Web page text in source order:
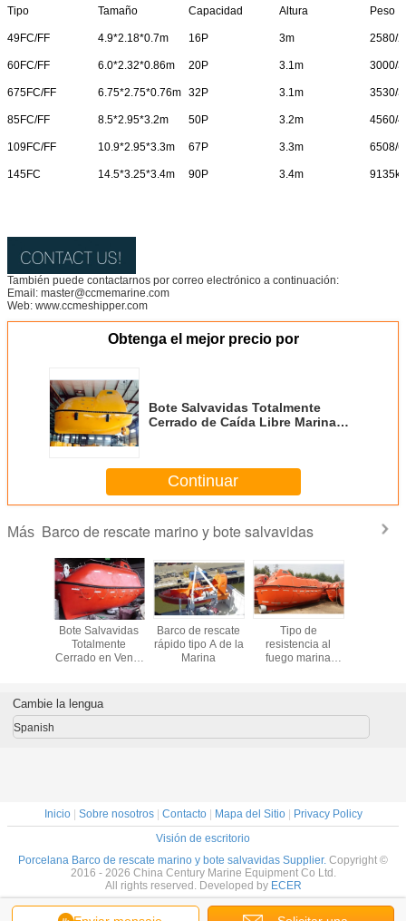
Tipo Tamaño Capacidad Altura Peso
49FC/FF 4.9*2.18*0.7m 16P 3m 2580/
60FC/FF 6.0*2.32*0.86m 20P 3.1m 3000/
675FC/FF 6.75*2.75*0.76m 32P 3.1m 3530/
85FC/FF 8.5*2.95*3.2m 50P 3.2m 4560/
109FC/FF 10.9*2.95*3.3m 67P 3.3m 6508/
145FC 14.5*3.25*3.4m 90P 3.4m 9135kg
También puede contactarnos por correo electrónico a continuación:
Email: master@ccmemarine.com
Web: www.ccmeshipper.com
Obtenga el mejor precio por
Bote Salvavidas Totalmente
Cerrado de Caída Libre Marina
Continuar
Más Barco de rescate marino y bote salvavidas
Bote Salvavidas
Totalmente
Cerrado en Venta
Barco de rescate
rápido tipo A de la
Marina
Tipo de
resistencia al
fuego marina
Cambie la lengua
Spanish
Inicio| Sobre nosotros| Contacto| Mapa del Sitio| Privacy Policy
Visión de escritorio
Porcelana Barco de rescate marino y bote salvavidas Supplier. Copyright ©
2016 - 2026 China Century Marine Equipment Co Ltd.
All rights reserved. Developed by ECER